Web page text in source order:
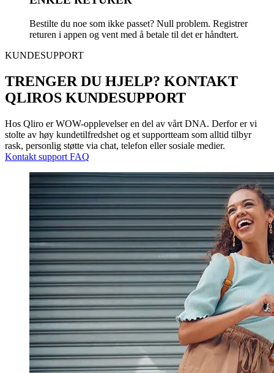
Bestilte du noe som ikke passet? Null problem. Registrer
returen i appen og vent med å betale til det er håndtert.
KUNDESUPPORT
TRENGER DU HJELP? KONTAKT
QLIROS KUNDESUPPORT
Hos Qliro er WOW-opplevelser en del av vårt DNA. Derfor er vi
stolte av høy kundetilfredshet og et supportteam som alltid tilbyr
rask, personlig støtte via chat, telefon eller sosiale medier.
Kontakt support FAQ